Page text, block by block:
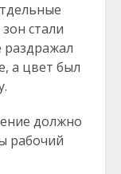
стали
раздражал
а цвет был
должно
рабочий